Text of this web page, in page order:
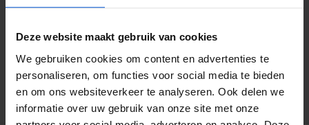
Deze website maakt gebruik van cookies
We gebruiken cookies om content en advertenties te
personaliseren, om functies voor social media te bieden
en om ons websiteverkeer te analyseren. Ook delen we
informatie over uw gebruik van onze site met onze
info@dejonghandelsonderneming.nl
3194 klanten geven ons een 9.1 op